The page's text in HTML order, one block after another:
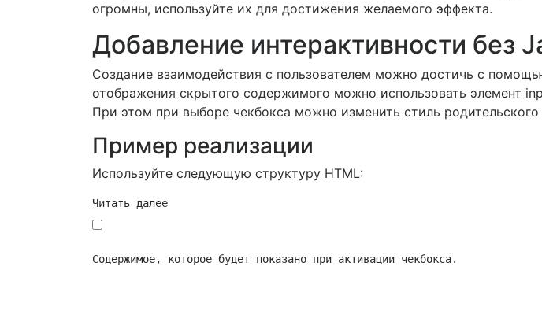
огромны, используйте их для достижения желаемого эффекта.
Добавление интерактивности без
Создание взаимодействия с пользователем можно достичь с
отображения скрытого содержимого можно использовать элемент
При этом при выборе чекбокса можно изменить стиль
Пример реализации
Используйте следующую структуру HTML:
Читать далее
Содержимое, которое будет показано при активации чекбокса.